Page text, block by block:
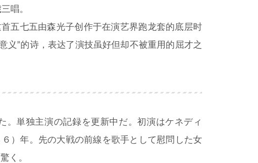
唱。
五七五由森光子创作于在演艺界跑龙套的底层时
义”的诗，表达了演技虽好但却不被重用的屈才之
単独主演の記録を更新中だ。初演はケネディ
）年。先の大戦の前線を歌手として慰問した女
く。